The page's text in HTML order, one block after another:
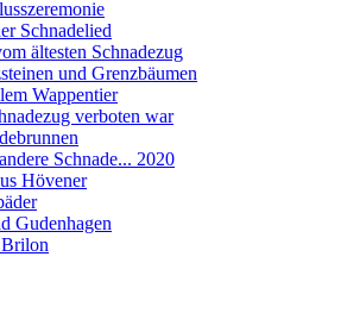
Schnadelied
ältesten Schnadezug
und Grenzbäumen
Wappentier
verboten war
Schnade... 2020
Hövener
Gudenhagen